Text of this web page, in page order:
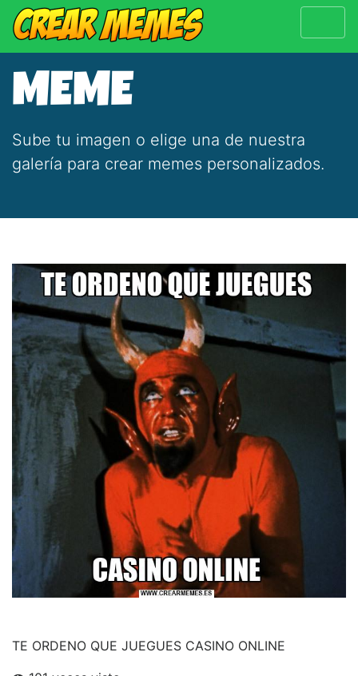
MEME
Sube tu imagen o elige una de nuestra
galería para crear memes personalizados.
TE ORDENO QUE JUEGUES CASINO ONLINE